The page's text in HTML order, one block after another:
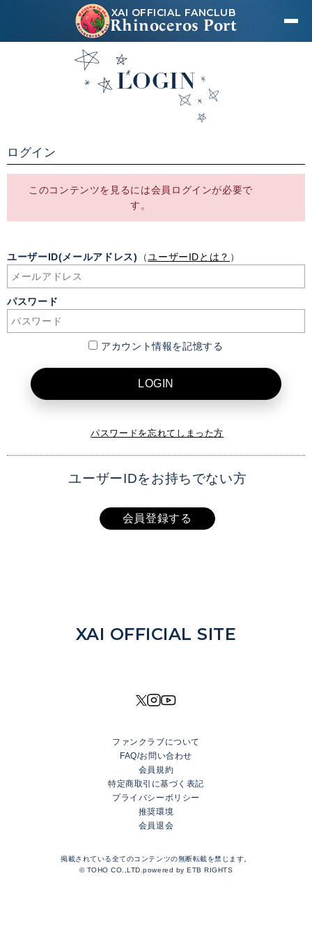
XAI OFFICIAL FANCLUB
Rhinoceros Port
LOGIN
ログイン
このコンテンツを見るには会員ログインが必要で
す。
ユーザーID(メールアドレス) （ユーザーIDとは？ ）
パスワード
アカウント情報を記憶する
LOGIN
パスワードを忘れてしまった方
ユーザーIDをお持ちでない方
会員登録する
NEWS
DISCOGRAPHY
XAI OFFICIAL FANCLUB
Rhinoceros Port
LOGIN
TOP
BLOG
XAI OFFICIAL SITE
ファンクラブについて
FAQ/お問い合わせ
会員規約
特定商取引に基づく表記
プライバシーポリシー
推奨環境
会員退会
掲載されている全てのコンテンツの無断転載を禁じます。
© TOHO CO.,LTD.powered byETB RIGHTS